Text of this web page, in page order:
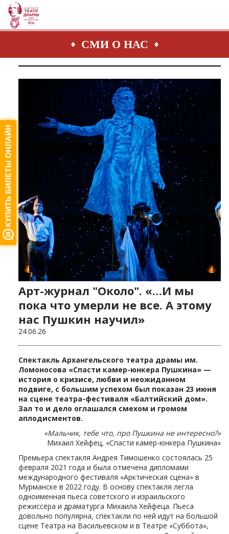
СМИ О НАС
Арт-журнал "Около". «…И мы
пока что умерли не все. А этому
нас Пушкин научил»
24.06.26
Спектакль Архангельского театра драмы им.
Ломоносова «Спасти камер-юнкера Пушкина» —
история о кризисе, любви и неожиданном
подвиге, с большим успехом был показан 23 июня
на сцене театра-фестиваля «Балтийский дом».
Зал то и дело оглашался смехом и громом
аплодисментов.
«Мальчик, тебе что, про Пушкина не интересно?»
Михаил Хейфец, «Спасти камер-юнкера Пушкина»
Премьера спектакля Андрея Тимошенко состоялась 25
февраля 2021 года и была отмечена дипломами
международного фестиваля «Арктическая сцена» в
Мурманске в 2022 году. В основу спектакля легла
одноименная пьеса советского и израильского
режиссёра и драматурга Михаила Хейфеца. Пьеса
довольно популярна, спектакли по ней идут на большой
сцене Театра на Васильевском и в Театре «Суббота»,